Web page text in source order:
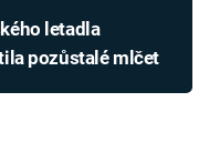
letadla
pozůstalé mlčet